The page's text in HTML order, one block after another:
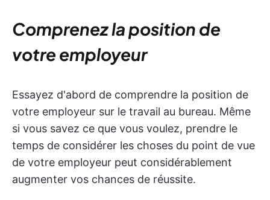
Comprenez la position de
votre employeur
Essayez d'abord de comprendre la position de
votre employeur sur le travail au bureau. Même
si vous savez ce que vous voulez, prendre le
temps de considérer les choses du point de vue
de votre employeur peut considérablement
augmenter vos chances de réussite.